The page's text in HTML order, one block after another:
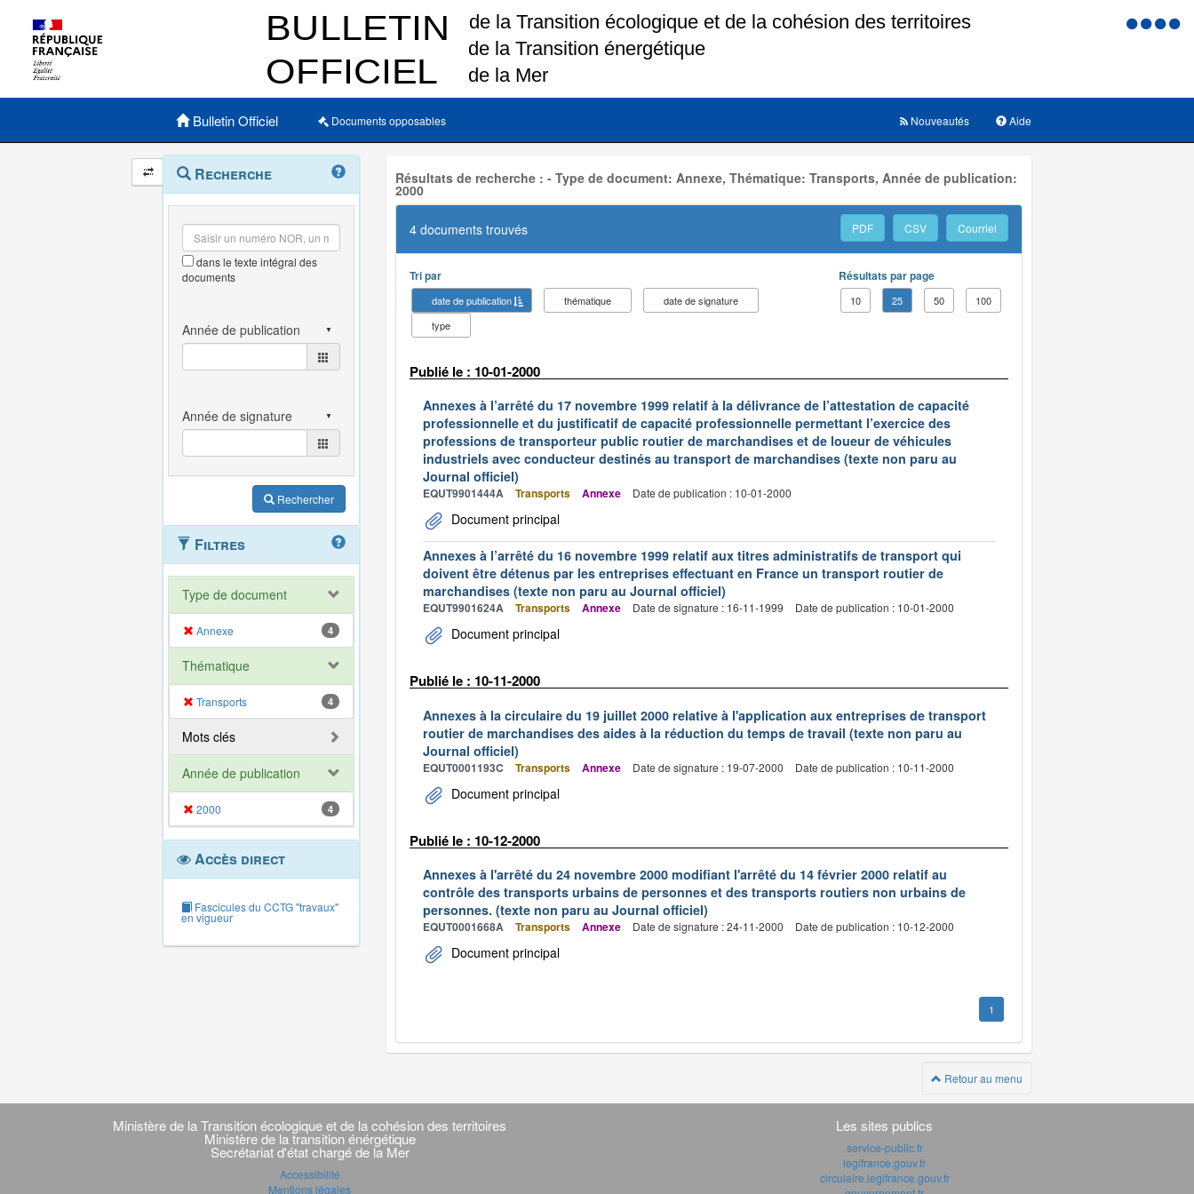
Menu
Menu principal
Bulletin Officiel Documents opposables Aide
Nouveautés
Navigation
et
outils
annexes
Menu
contextuel
Recherche
dans le texte intégral des
documents
Rechercher
Filtres
Type de document
Annexe 4
Thématique
Transports 4
Mots clés
Année de publication
2000 4
Accès direct
Fascicules du CCTG "travaux"
en vigueur
Résultats de recherche : - Type de document: Annexe, Thématique: Transports, Année de publication:
2000
4 documents trouvés PDF CSV Courriel
Tri par
date de publication thématique
date de signature
type
Résultats par page
10 25 50 100
Publié le : 10-01-2000
Annexes à l’arrêté du 17 novembre 1999 relatif à la délivrance de l’attestation de capacité
professionnelle et du justificatif de capacité professionnelle permettant l’exercice des
professions de transporteur public routier de marchandises et de loueur de véhicules
industriels avec conducteur destinés au transport de marchandises (texte non paru au
Journal officiel)
EQUT9901444A Transports Annexe Date de publication : 10-01-2000
Document principal
Annexes à l’arrêté du 16 novembre 1999 relatif aux titres administratifs de transport qui
doivent être détenus par les entreprises effectuant en France un transport routier de
marchandises (texte non paru au Journal officiel)
EQUT9901624A Transports Annexe Date de signature : 16-11-1999 Date de publication : 10-01-2000
Document principal
Publié le : 10-11-2000
Annexes à la circulaire du 19 juillet 2000 relative à l'application aux entreprises de transport
routier de marchandises des aides à la réduction du temps de travail (texte non paru au
Journal officiel)
EQUT0001193C Transports Annexe Date de signature : 19-07-2000 Date de publication : 10-11-2000
Document principal
Publié le : 10-12-2000
Annexes à l'arrêté du 24 novembre 2000 modifiant l'arrêté du 14 février 2000 relatif au
contrôle des transports urbains de personnes et des transports routiers non urbains de
personnes. (texte non paru au Journal officiel)
EQUT0001668A Transports Annexe Date de signature : 24-11-2000 Date de publication : 10-12-2000
Document principal
1
Retour au menu
Navigation
transverseMinistère de la Transition écologique et de la cohésion des territoires
Ministère de la transition énérgétique
Secrétariat d'état chargé de la Mer
Accessibilité
Mentions légales
Les sites publics
service-public.fr
legifrance.gouv.fr
circulaire.legifrance.gouv.fr